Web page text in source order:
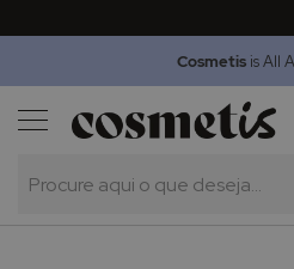
Cosmetisis All
Outlet